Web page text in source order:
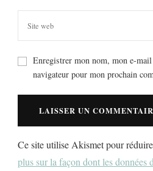
Enregistrer mon nom, mon e-
navigateur pour mon prochain
Ce site utilise Akismet pour
plus sur la façon dont les données